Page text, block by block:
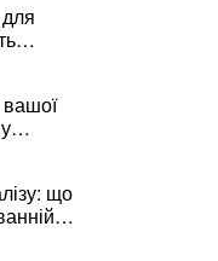
вашої
що